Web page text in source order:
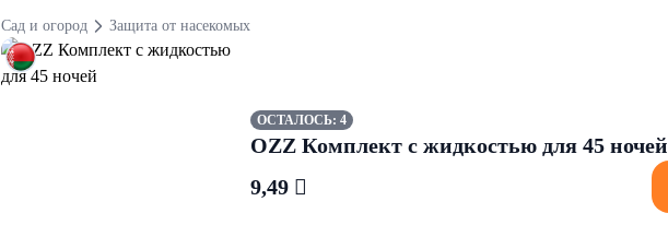
Сад и огород Защита от насекомых
ОСТАЛОСЬ: 4
OZZ Комплект с жидкостью для 45 ночей
9,49 